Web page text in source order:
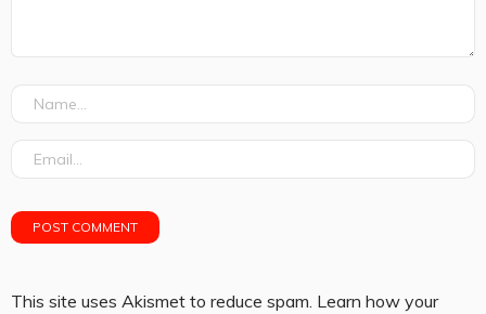
This site uses Akismet to reduce spam. Learn how your